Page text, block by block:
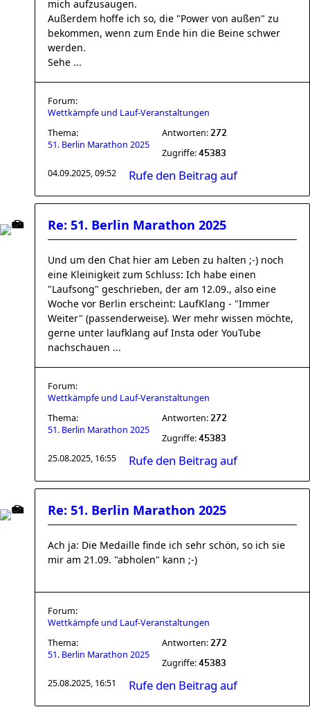
mich aufzusaugen.
Außerdem hoffe ich so, die "Power von außen" zu
bekommen, wenn zum Ende hin die Beine schwer
werden.
Sehe ...
Forum:
Wettkämpfe und Lauf-Veranstaltungen
Thema:
51. Berlin Marathon 2025
Antworten: 272
Zugriffe: 45383
04.09.2025, 09:52 Rufe den Beitrag auf
Re: 51. Berlin Marathon 2025
Und um den Chat hier am Leben zu halten ;-) noch
eine Kleinigkeit zum Schluss: Ich habe einen
"Laufsong" geschrieben, der am 12.09., also eine
Woche vor Berlin erscheint: LaufKlang - "Immer
Weiter" (passenderweise). Wer mehr wissen möchte,
gerne unter laufklang auf Insta oder YouTube
nachschauen ...
Forum:
Wettkämpfe und Lauf-Veranstaltungen
Thema:
51. Berlin Marathon 2025
Antworten: 272
Zugriffe: 45383
25.08.2025, 16:55 Rufe den Beitrag auf
Re: 51. Berlin Marathon 2025
Ach ja: Die Medaille finde ich sehr schön, so ich sie
mir am 21.09. "abholen" kann ;-)
Forum:
Wettkämpfe und Lauf-Veranstaltungen
Thema:
51. Berlin Marathon 2025
Antworten: 272
Zugriffe: 45383
25.08.2025, 16:51 Rufe den Beitrag auf